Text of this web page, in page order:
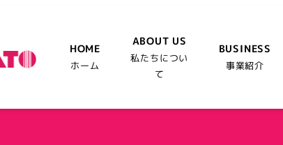
HOME
ホーム
ABOUT US
私たちについ
て
BUSINESS
事業紹介